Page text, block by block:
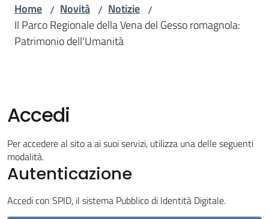
Amministrazione
Servizi
Vivere
Borgo
Home / Novità / Notizie /
Il Parco Regionale della Vena del Gesso romagnola:
Patrimonio dell'Umanità
Accedi
Per accedere al sito a ai suoi servizi, utilizza una delle seguenti
modalità.
Autenticazione
Accedi con SPID, il sistema Pubblico di Identità Digitale.